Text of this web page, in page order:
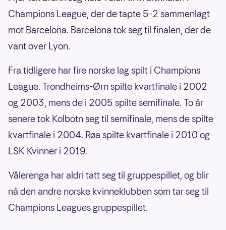
Champions League, der de tapte 5-2 sammenlagt
mot Barcelona. Barcelona tok seg til finalen, der de
vant over Lyon.
Fra tidligere har fire norske lag spilt i Champions
League. Trondheims-Ørn spilte kvartfinale i 2002
og 2003, mens de i 2005 spilte semifinale. To år
senere tok Kolbotn seg til semifinale, mens de spilte
kvartfinale i 2004. Røa spilte kvartfinale i 2010 og
LSK Kvinner i 2019.
Vålerenga har aldri tatt seg til gruppespillet, og blir
nå den andre norske kvinneklubben som tar seg til
Champions Leagues gruppespillet.